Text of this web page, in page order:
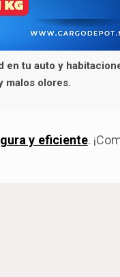
en tu auto y
malos olores.
y eficiente.